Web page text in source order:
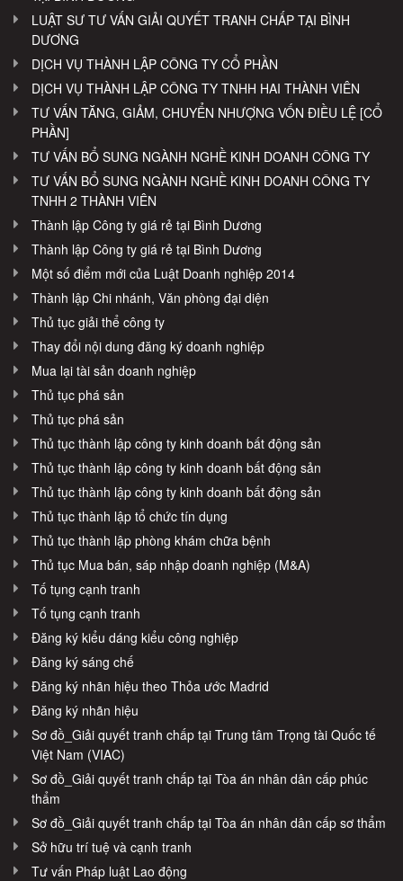
LUẬT SƯ TƯ VẤN GIẢI QUYẾT TRANH CHẤP TẠI BÌNH
DƯƠNG
DỊCH VỤ THÀNH LẬP CÔNG TY CỔ PHẦN
DỊCH VỤ THÀNH LẬP CÔNG TY TNHH HAI THÀNH VIÊN
TƯ VẤN TĂNG, GIẢM, CHUYỂN NHƯỢNG VỐN ĐIỀU LỆ [CỔ
PHẦN]
TƯ VẤN BỔ SUNG NGÀNH NGHỀ KINH DOANH CÔNG TY
TƯ VẤN BỔ SUNG NGÀNH NGHỀ KINH DOANH CÔNG TY
TNHH 2 THÀNH VIÊN
Thành lập Công ty giá rẻ tại Bình Dương
Thành lập Công ty giá rẻ tại Bình Dương
Một số điểm mới của Luật Doanh nghiệp 2014
Thành lập Chi nhánh, Văn phòng đại diện
Thủ tục giải thể công ty
Thay đổi nội dung đăng ký doanh nghiệp
Mua lại tài sản doanh nghiệp
Thủ tục phá sản
Thủ tục phá sản
Thủ tục thành lập công ty kinh doanh bất động sản
Thủ tục thành lập công ty kinh doanh bất động sản
Thủ tục thành lập công ty kinh doanh bất động sản
Thủ tục thành lập tổ chức tín dụng
Thủ tục thành lập phòng khám chữa bệnh
Thủ tục Mua bán, sáp nhập doanh nghiệp (M&A)
Tố tụng cạnh tranh
Tố tụng cạnh tranh
Đăng ký kiểu dáng kiểu công nghiệp
Đăng ký sáng chế
Đăng ký nhãn hiệu theo Thỏa ước Madrid
Đăng ký nhãn hiệu
Sơ đồ_Giải quyết tranh chấp tại Trung tâm Trọng tài Quốc tế
Việt Nam (VIAC)
Sơ đồ_Giải quyết tranh chấp tại Tòa án nhân dân cấp phúc
thẩm
Sơ đồ_Giải quyết tranh chấp tại Tòa án nhân dân cấp sơ thẩm
Sở hữu trí tuệ và cạnh tranh
Tư vấn Pháp luật Lao động